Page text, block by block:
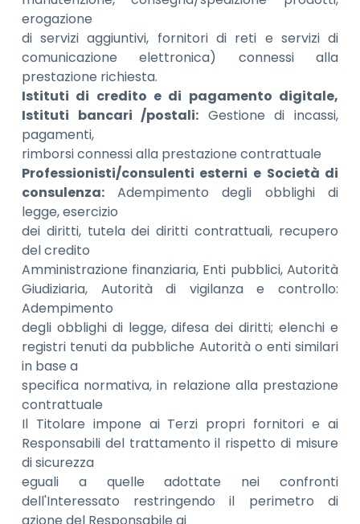
erogazione
di servizi aggiuntivi, fornitori di reti e servizi di
comunicazione elettronica) connessi alla
prestazione richiesta.
Istituti di credito e di pagamento digitale,
Istituti bancari /postali: Gestione di incassi,
pagamenti,
rimborsi connessi alla prestazione contrattuale
Professionisti/consulenti esterni e Società di
consulenza:Adempimento degli obblighi di
legge, esercizio
dei diritti, tutela dei diritti contrattuali, recupero
del credito
Amministrazione finanziaria, Enti pubblici, Autorità
Giudiziaria, Autorità di vigilanza e controllo:
Adempimento
degli obblighi di legge, difesa dei diritti; elenchi e
registri tenuti da pubbliche Autorità o enti similari
in base a
specifica normativa, in relazione alla prestazione
contrattuale
Il Titolare impone ai Terzi propri fornitori e ai
Responsabili del trattamento il rispetto di misure
di sicurezza
eguali a quelle adottate nei confronti
dell'Interessato restringendo il perimetro di